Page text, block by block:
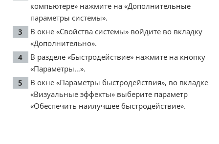
компьютере» нажмите на «Дополнительные
параметры системы».
В окне «Свойства системы» войдите во вкладку
«Дополнительно».
В разделе «Быстродействие» нажмите на кнопку
«Параметры…».
В окне «Параметры быстродействия», во вкладке
«Визуальные эффекты» выберите параметр
«Обеспечить наилучшее быстродействие».